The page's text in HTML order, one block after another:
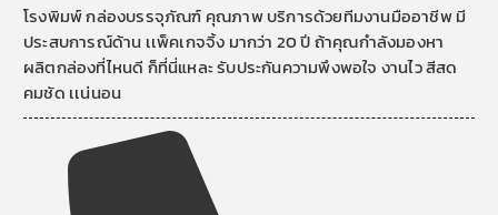
โรงพิมพ์ กล่องบรรจุภัณฑ์ คุณภาพ บริการด้วยทีมงานมืออาชีพ มี
ประสบการณ์ด้าน เเพ็คเกจจิ้ง มากว่า 20 ปี ถ้าคุณกำลังมองหา
ผลิตกล่องที่ไหนดี ก็ที่นี่แหละ รับประกันความพึงพอใจ งานไว สีสด
คมชัด เเน่นอน